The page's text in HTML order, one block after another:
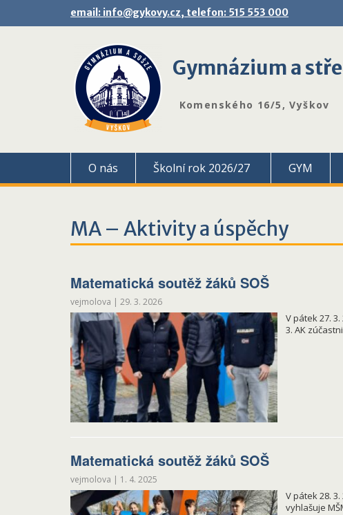
email: info@gykovy.cz, telefon: 515 553 000
Gymnázium a
Komenského 16/5, Vyškov
O nás Školní rok 2026/27 GYM
MA – Aktivity a úspěchy
Matematická soutěž žáků SOŠ
vejmolova | 29. 3. 2026
V pátek 27.
3. AK
Matematická soutěž žáků SOŠ
vejmolova | 1. 4. 2025
V pátek 28.
vyhlašuje